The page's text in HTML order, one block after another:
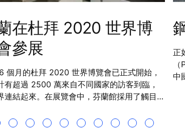
在杜拜 2020 世界博
參展
個月的杜拜 2020 世界博覽會已正式開始，
有超過 2500 萬來自不同國家的訪客到臨，
連結起來。在展覽會中，芬蘭館採用了觸目的
透過人才、創新和解決方案，向世界展現芬
正
中